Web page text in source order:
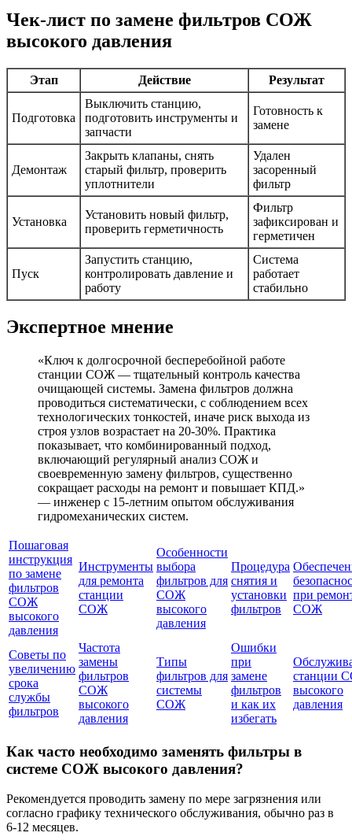
Чек-лист по замене фильтров СОЖ
высокого давления
Этап Действие Результат
Подготовка
Выключить станцию,
подготовить инструменты и
запчасти
Готовность к
замене
Демонтаж
Закрыть клапаны, снять
старый фильтр, проверить
уплотнители
Удален
засоренный
фильтр
Установка
Установить новый фильтр,
проверить герметичность
Фильтр
зафиксирован и
герметичен
Пуск
Запустить станцию,
контролировать давление и
работу
Система
работает
стабильно
Экспертное мнение
«Ключ к долгосрочной бесперебойной работе
станции СОЖ — тщательный контроль качества
очищающей системы. Замена фильтров должна
проводиться систематически, с соблюдением всех
технологических тонкостей, иначе риск выхода из
строя узлов возрастает на 20-30%. Практика
показывает, что комбинированный подход,
включающий регулярный анализ СОЖ и
своевременную замену фильтров, существенно
сокращает расходы на ремонт и повышает КПД.»
— инженер с 15-летним опытом обслуживания
гидромеханических систем.
Пошаговая
инструкция
по замене
фильтров
СОЖ
высокого
давления
Инструменты
для ремонта
станции
СОЖ
Особенности
выбора
фильтров для
СОЖ
высокого
давления
Процедура
снятия и
установки
фильтров
при
СОЖ
Советы по
увеличению
срока
службы
фильтров
Частота
замены
фильтров
СОЖ
высокого
давления
Типы
фильтров для
системы
СОЖ
Ошибки
при
замене
фильтров
и как их
избегать
станции
высокого
давления
Как часто необходимо заменять фильтры в
системе СОЖ высокого давления?
Рекомендуется проводить замену по мере загрязнения или
согласно графику технического обслуживания, обычно раз в
6-12 месяцев.